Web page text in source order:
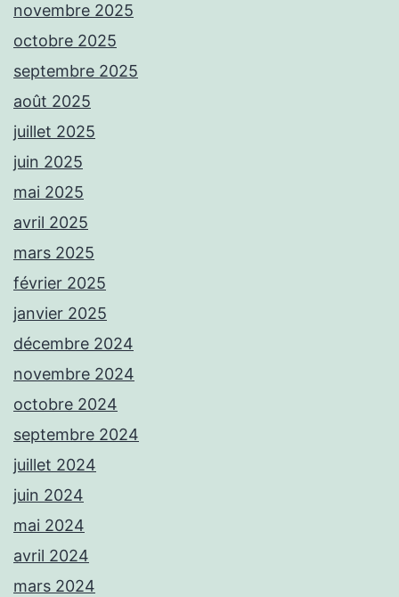
novembre 2025
octobre 2025
septembre 2025
août 2025
juillet 2025
juin 2025
mai 2025
avril 2025
mars 2025
février 2025
janvier 2025
décembre 2024
novembre 2024
octobre 2024
septembre 2024
juillet 2024
juin 2024
mai 2024
avril 2024
mars 2024